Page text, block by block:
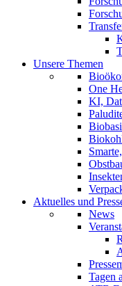
Unsere Themen
One
KI,
Aktuelles und
News
Tagen